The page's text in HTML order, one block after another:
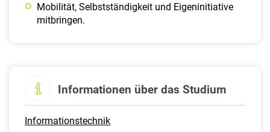
Mobilität, Selbstständigkeit und Eigeninitiative
mitbringen.
Informationen über das Studium
Informationstechnik